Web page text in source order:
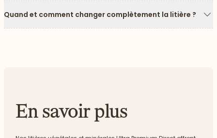
Quand et comment changer complètement la litière ?
En savoir plus